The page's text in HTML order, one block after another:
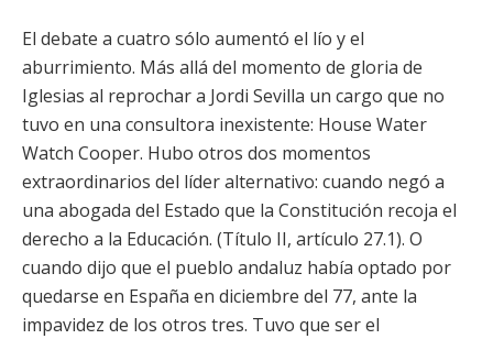
El debate a cuatro sólo aumentó el lío y el
aburrimiento. Más allá del momento de gloria de
Iglesias al reprochar a Jordi Sevilla un cargo que no
tuvo en una consultora inexistente: House Water
Watch Cooper. Hubo otros dos momentos
extraordinarios del líder alternativo: cuando negó a
una abogada del Estado que la Constitución recoja el
derecho a la Educación. (Título II, artículo 27.1). O
cuando dijo que el pueblo andaluz había optado por
quedarse en España en diciembre del 77, ante la
impavidez de los otros tres. Tuvo que ser el